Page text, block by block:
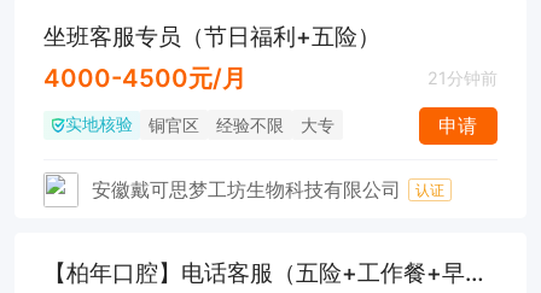
坐班客服专员（节日福利+五险）
4000-4500元/月 21分钟前
实地核验 铜官区 经验不限 大专 申请
安徽戴可思梦工坊生物科技有限公司 认证
【柏年口腔】电话客服（五险+工作餐+早八晚六）